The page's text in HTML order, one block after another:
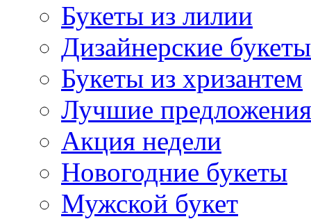
Букеты из лилии
Дизайнерские
Букеты из хризантем
Лучшие предложения
Акция недели
Новогодние букеты
Мужской букет